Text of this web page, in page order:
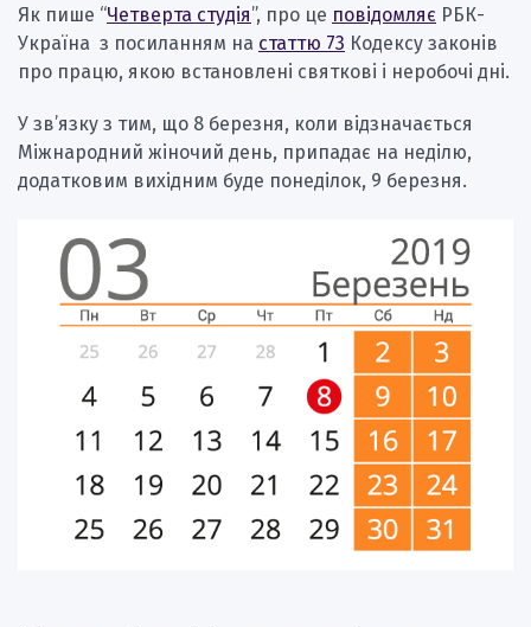
Як пише “Четверта студія”, про це повідомляє РБК-
Україна з посиланням на статтю 73 Кодексу законів
про працю, якою встановлені святкові і неробочі дні.
У зв’язку з тим, що 8 березня, коли відзначається
Міжнародний жіночий день, припадає на неділю,
додатковим вихідним буде понеділок, 9 березня.